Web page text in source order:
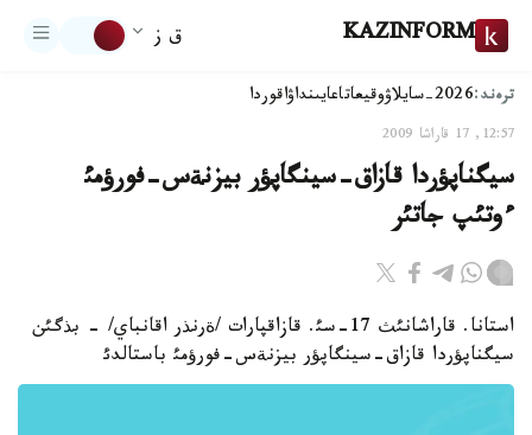
KAZINFORM ق ز
ترەند:2026-سايلاۋ وقيعاتاعايىنداۋاقوردا
12:57, 17 قاراشا 2009
سيگناپؤردا قازاق-سينگاپؤر بيزنةس-فورؤمئ
ءوتئپ جاتئر
استانا. قاراشانئث 17-سئ. قازاقپارات /ةرنذر اقانباي/ - بذگئن
سيگناپؤردا قازاق-سينگاپؤر بيزنةس-فورؤمئ باستالدئ